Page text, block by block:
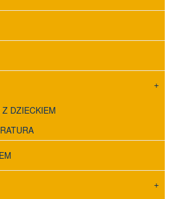
DZIECKIEM